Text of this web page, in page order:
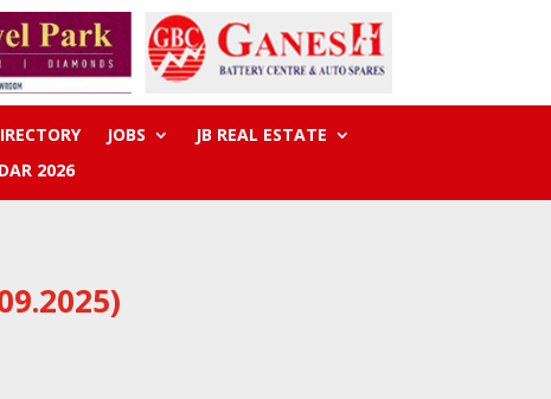
JOBS
JB REAL ESTATE
2026